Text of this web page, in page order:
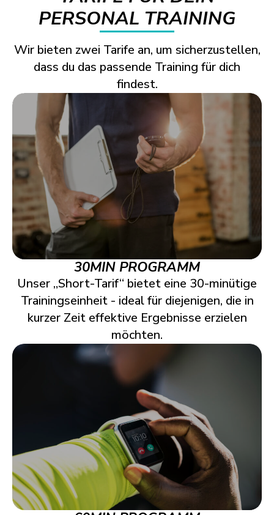
PERSONAL TRAINING
Wir bieten zwei Tarife an, um sicherzustellen,
dass du das passende Training für dich
findest.
30MIN PROGRAMM
Unser „Short-Tarif“ bietet eine 30-minütige
Trainingseinheit - ideal für diejenigen, die in
kurzer Zeit effektive Ergebnisse erzielen
möchten.